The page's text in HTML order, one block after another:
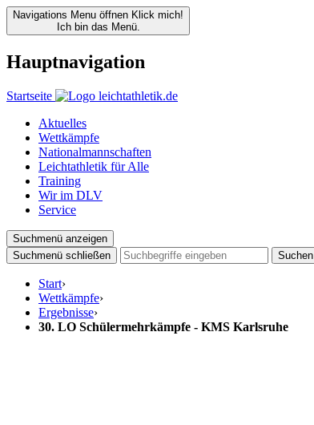
Navigations Menu öffnen Klick mich!
Ich bin das Menü.
Hauptnavigation
Startseite
Aktuelles
Wettkämpfe
Nationalmannschaften
Leichtathletik für Alle
Training
Wir im DLV
Service
Suchmenü anzeigen
Suchmenü schließen
Suchen
Start›
Wettkämpfe›
Ergebnisse›
30. LO Schülermehrkämpfe - KMS Karlsruhe